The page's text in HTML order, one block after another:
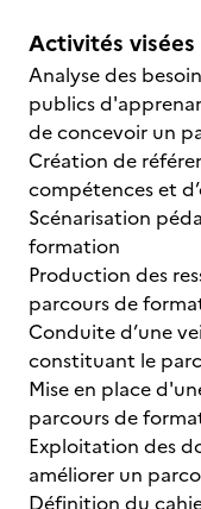
Activités visées
Analyse des
publics
de concevoir un
Création de
compétences et
Scénarisation
formation
Production des
parcours de
Conduite d’une
constituant le
Mise en place
parcours de
Exploitation des
améliorer un
Définition du